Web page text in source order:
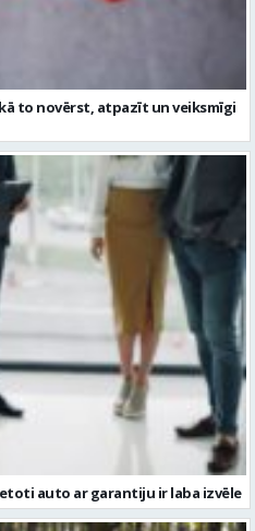
auto ar garantiju ir laba izvēle